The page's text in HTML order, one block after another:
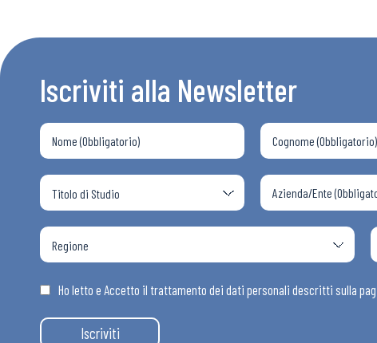
Chi Siamo
Iscriviti alla Newsletter
Ho letto e Accetto il trattamento dei dati personali descritti sulla
Iscriviti